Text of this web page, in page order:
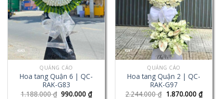
QUẢNG CÁO
Hoa tang Quận 6 | QC-
RAK-G83
1.188.000₫ 990.000₫
QUẢNG CÁO
Hoa tang Quận 2 | QC-
RAK-G97
2.244.000₫ 1.870.000 ₫